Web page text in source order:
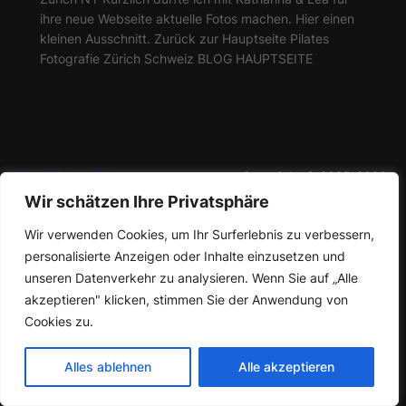
Wir schätzen Ihre Privatsphäre
Wir verwenden Cookies, um Ihr Surferlebnis zu verbessern,
personalisierte Anzeigen oder Inhalte einzusetzen und
unseren Datenverkehr zu analysieren. Wenn Sie auf „Alle
akzeptieren" klicken, stimmen Sie der Anwendung von
Cookies zu.
Alles ablehnen Alle akzeptieren
ihre neue Webseite aktuelle Fotos machen. Hier einen
kleinen Ausschnitt. Zurück zur Hauptseite Pilates
Fotografie Zürich Schweiz BLOG HAUPTSEITE
Pascal Fotografie Copyright © 2025-2026